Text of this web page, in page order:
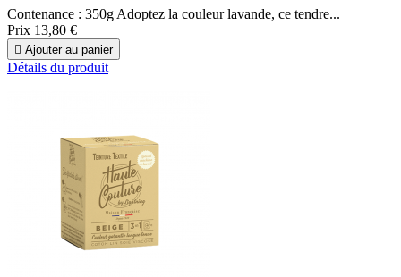
Contenance : 350g Adoptez la couleur lavande, ce tendre...
Prix 13,80 €
 Ajouter au panier
Détails du produit